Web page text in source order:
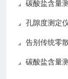
碳酸盐含量
孔隙度测定
告别传统零散测试
碳酸盐含量